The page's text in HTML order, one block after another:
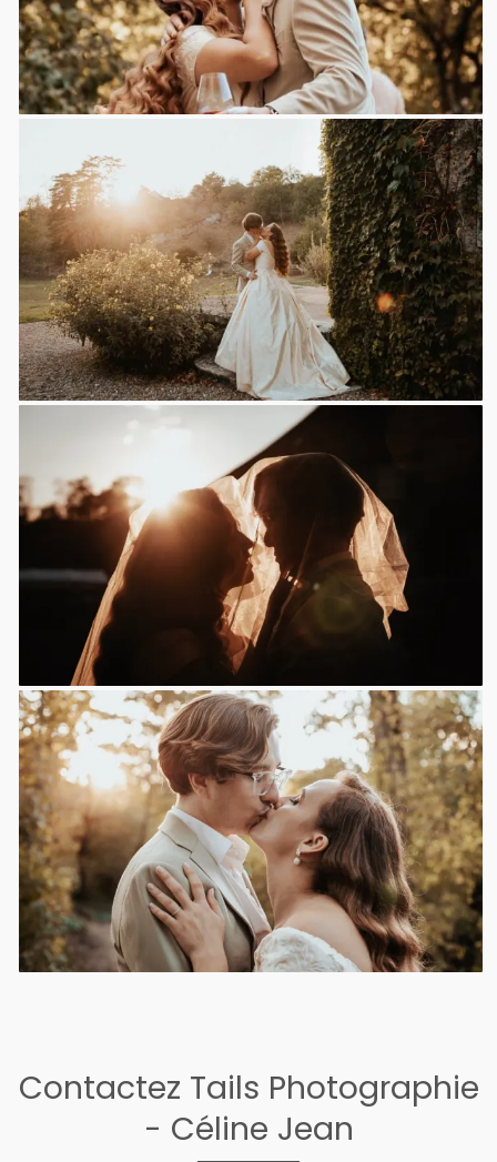
Contactez Tails Photographie
- Céline Jean